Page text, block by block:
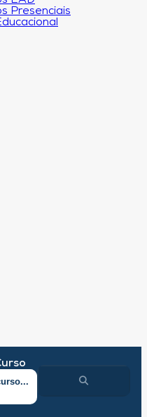
Presenciais